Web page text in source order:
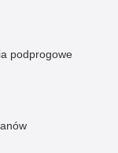
podprogowe